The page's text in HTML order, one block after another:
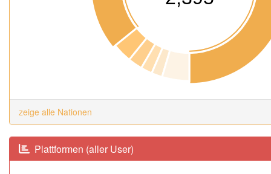
zeige alle Nationen
Plattformen (aller User)